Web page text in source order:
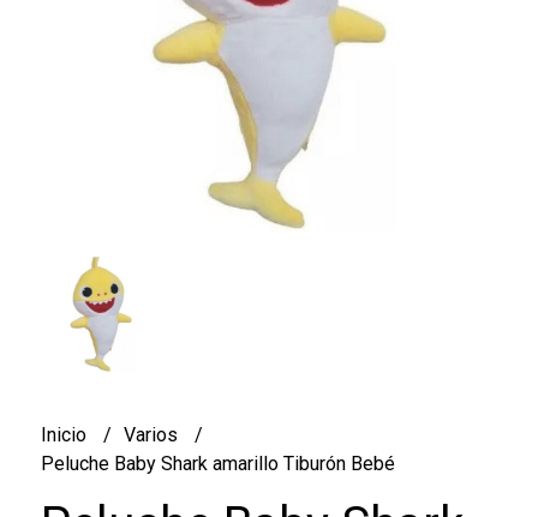
Inicio
Varios
Peluche Baby Shark amarillo Tiburón Bebé